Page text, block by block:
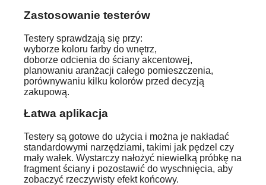
Zastosowanie testerów
Testery sprawdzają się przy:
wyborze koloru farby do wnętrz,
doborze odcienia do ściany akcentowej,
planowaniu aranżacji całego pomieszczenia,
porównywaniu kilku kolorów przed decyzją
zakupową.
Łatwa aplikacja
Testery są gotowe do użycia i można je nakładać
standardowymi narzędziami, takimi jak pędzel czy
mały wałek. Wystarczy nałożyć niewielką próbkę na
fragment ściany i pozostawić do wyschnięcia, aby
zobaczyć rzeczywisty efekt końcowy.